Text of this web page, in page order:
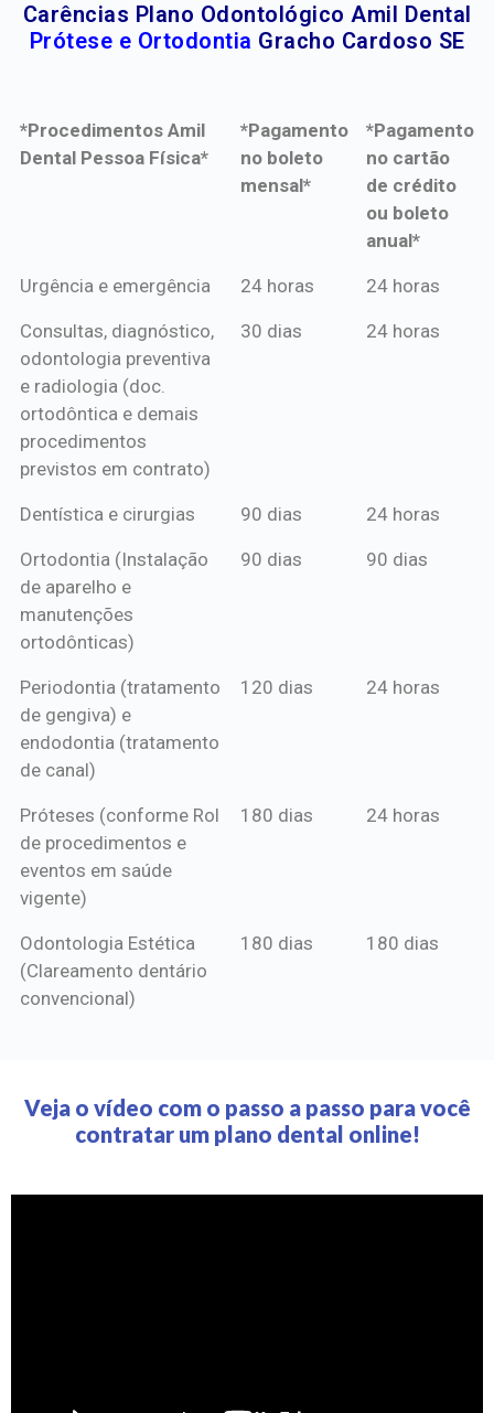
Carências Plano Odontológico Amil Dental
Prótese e Ortodontia Gracho Cardoso SE
*Procedimentos Amil
Dental Pessoa Física*
*Pagamento
no boleto
mensal*
*Pagamento
no cartão
de crédito
ou boleto
anual*
*Procedimentos Amil
*Pagamento
mensal*
*Pagamento
de crédito
Urgência e emergência 24 horas 24 horas
Consultas, diagnóstico,
odontologia preventiva
e radiologia (doc.
ortodôntica e demais
procedimentos
previstos em contrato)
30 dias 24 horas
Dentística e cirurgias 90 dias 24 horas
Ortodontia (Instalação
de aparelho e
manutenções
ortodônticas)
90 dias 90 dias
Periodontia (tratamento
de gengiva) e
endodontia (tratamento
de canal)
120 dias 24 horas
Próteses (conforme Rol
de procedimentos e
eventos em saúde
vigente)
180 dias 24 horas
Odontologia Estética
(Clareamento dentário
convencional)
180 dias 180 dias
Veja o vídeo com o passo a passo para você
contratar um plano dental online!